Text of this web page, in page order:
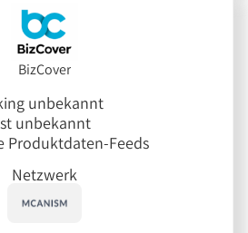
BizCover
unbekannt
unbekannt
Produktdaten-Feeds
Netzwerk